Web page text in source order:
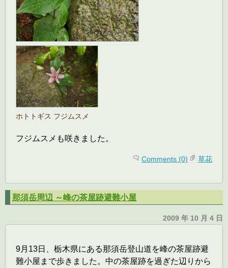
ホトトギス フジムスメ
フジムスメも咲きました。
Comments (0) 草花
那須岳周辺 ～峰の茶屋跡避難小屋
2009 年 10 月 4 日
9月13日、栃木県にある那須岳登山道を峰の茶屋跡避
難小屋まで歩きました。中の茶屋跡を過ぎた辺りから